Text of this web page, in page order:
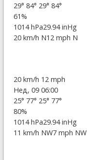
29° 84° 29° 84°
61%
1014 hPa29.94 inHg
20 km/h N12 mph N
20 km/h 12 mph
Нед, 09 06:00
25° 77° 25° 77°
80%
1014 hPa29.94 inHg
11 km/h NW7 mph NW